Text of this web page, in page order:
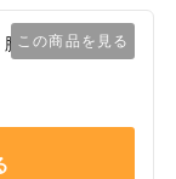
この商品を見る